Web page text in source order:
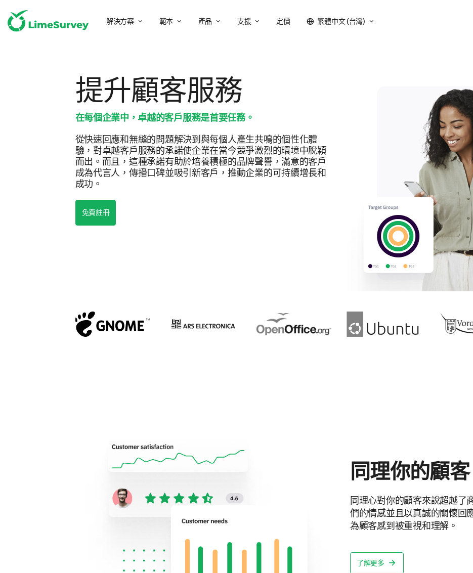
解決方案 範本 產品 支援 定價 繁體中文 (台灣)
提升顧客服務
在每個企業中，卓越的客戶服務是首要任務。
從快速回應和無縫的問題解決到與每個人產生共鳴的個性化體
驗，對卓越客戶服務的承諾使企業在當今競爭激烈的環境中脫穎
而出。而且，這種承諾有助於培養積極的品牌聲譽，滿意的客戶
成為代言人，傳播口碑並吸引新客戶，推動企業的可持續增長和
成功。
免費註冊
同理你的顧客
同理心對你的顧客來說超越了
們的情感並且以真誠的關懷回
為顧客感到被重視和理解。
了解更多